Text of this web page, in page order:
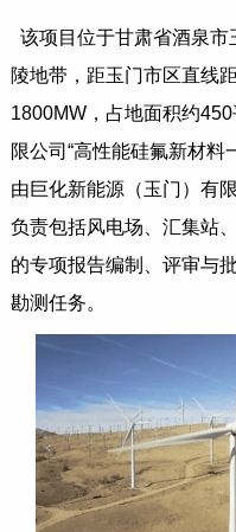
该项目位于甘肃省酒泉市
陵地带，距玉门市区直线
1800MW，占地面积约
限公司“高性能硅氟新材料
由巨化新能源（玉门）有
负责包括风电场、汇集站
的专项报告编制、评审与
勘测任务。